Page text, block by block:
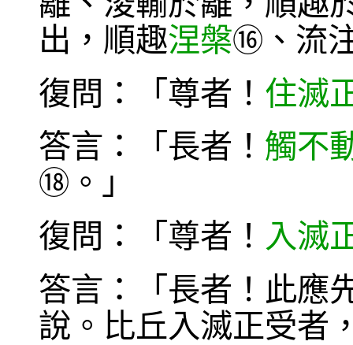
出，順趣涅槃⑯ 、流
復問：「尊者！ 住滅
答言：「長者！ 觸不
⑱ 。」
復問：「尊者！ 入滅
答言：「長者！此應
說。比丘入滅正受者